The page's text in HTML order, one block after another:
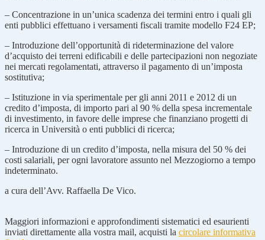
– Concentrazione in un’unica scadenza dei termini entro i quali gli
enti pubblici effettuano i versamenti fiscali tramite modello F24 EP;
– Introduzione dell’opportunità di rideterminazione del valore
d’acquisto dei terreni edificabili e delle partecipazioni non negoziate
nei mercati regolamentati, attraverso il pagamento di un’imposta
sostitutiva;
– Istituzione in via sperimentale per gli anni 2011 e 2012 di un
credito d’imposta, di importo pari al 90 % della spesa incrementale
di investimento, in favore delle imprese che finanziano progetti di
ricerca in Università o enti pubblici di ricerca;
– Introduzione di un credito d’imposta, nella misura del 50 % dei
costi salariali, per ogni lavoratore assunto nel Mezzogiorno a tempo
indeterminato.
a cura dell’Avv. Raffaella De Vico.
Maggiori informazioni e approfondimenti sistematici ed esaurienti
inviati direttamente alla vostra mail, acquisti la circolare informativa